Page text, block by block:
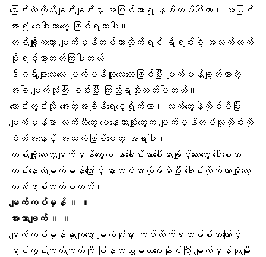
ပြောင်းလဲလိုက်ချင်းချင်းမှာ အမြင်အာရုံ နှစ်ထပ်ပေါ်တာ၊
အမြင်
အာရုံ ဝေဝါး တာတွေ ဖြစ်ရတာပါ။
တစ်ချို့ကတော့ မျက်မှန်တပ်ထားလိုက်ရင် ရှိရင်းစွဲ အသက်ထက်
ပိုရင့်သွားတတ်ကြပါတယ်။
ဒီဂရီများလေလေ မျက်မှန်ထူလေလေဖြစ်ပြီး မျက်မှန်ချွတ်ထားတဲ့
အခါ မျက်လုံးကြီး စင်းပြီး ကြည့်ရဆိုးတတ်ပါတယ်။
ဆောင်းတွင်းလို အေးတဲ့အချိန်ရေငွေ့ရိုက်တာ၊ လက်တွေနဲ့ကိုင်မိပြီး
မျက်မှန်မှာ လက်ဆီတွေ ပေနေတာမျိုးတွေက မျက်မှန်တပ်သူတိုင်းကို
စိတ်အနှောင့် အယှက်ဖြစ်စေတဲ့ အရာပါ။
တစ်ချို့လေးတဲ့မျက်မှန်တွေက နှာခေါင်းသားပေါ်မှာချိုင့်လေးတွေ ပေါ်စေတာ၊
တင်းနေတဲ့မျက်မှန်ကြောင့် နားထင်သားကိုဖိမိပြီး ခေါင်းကိုက်တာမျိုးတွေ
လည်းဖြစ်တတ်ပါတယ်။
မျက်ကပ်မှန် ။ ။
အားသာချက် ။ ။
မျက်ကပ်မှန်မှာကျတော့မျက်လုံးမှာ ကပ်လိုက်ရတာဖြစ်တာကြောင့်
မြင်ကွင်းကျယ်ကျယ်ကို ပြန်တည့်မတ်ပေးနိုင်ပြီး မျက်မှန် လိုမျိုး